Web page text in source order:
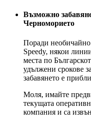
Възможно
Черноморието
Поради необичайно
Speedy, някои
места по
удължени срокове
забавянето е
Моля, имайте
текущата
компания и са